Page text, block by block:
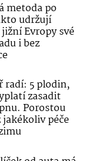
metoda po
udržují
Evropy své
i bez
radí: 5 plodin,
zasadit
Porostou
péče